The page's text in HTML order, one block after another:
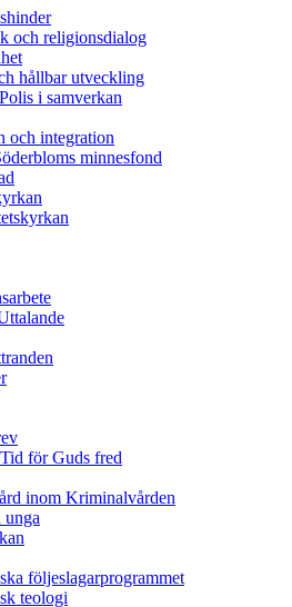
och religionsdialog
hållbar utveckling
i samverkan
och integration
minnesfond
för Guds fred
inom Kriminalvården
unga
följeslagarprogrammet
teologi